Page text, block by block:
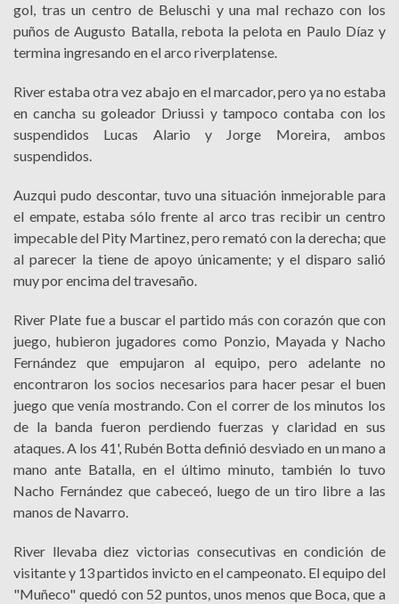
gol, tras un centro de Beluschi y una mal rechazo con los
puños de Augusto Batalla, rebota la pelota en Paulo Díaz y
termina ingresando en el arco riverplatense.
River estaba otra vez abajo en el marcador, pero ya no estaba
en cancha su goleador Driussi y tampoco contaba con los
suspendidos Lucas Alario y Jorge Moreira, ambos
suspendidos.
Auzqui pudo descontar, tuvo una situación inmejorable para
el empate, estaba sólo frente al arco tras recibir un centro
impecable del Pity Martinez, pero remató con la derecha; que
al parecer la tiene de apoyo únicamente; y el disparo salió
muy por encima del travesaño.
River Plate fue a buscar el partido más con corazón que con
juego, hubieron jugadores como Ponzio, Mayada y Nacho
Fernández que empujaron al equipo, pero adelante no
encontraron los socios necesarios para hacer pesar el buen
juego que venía mostrando. Con el correr de los minutos los
de la banda fueron perdiendo fuerzas y claridad en sus
ataques. A los 41', Rubén Botta definió desviado en un mano a
mano ante Batalla, en el último minuto, también lo tuvo
Nacho Fernández que cabeceó, luego de un tiro libre a las
manos de Navarro.
River llevaba diez victorias consecutivas en condición de
visitante y 13 partidos invicto en el campeonato. El equipo del
"Muñeco" quedó con 52 puntos, unos menos que Boca, que a